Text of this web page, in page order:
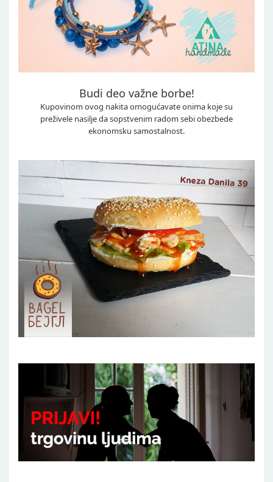
Budi deo važne borbe!
Kupovinom ovog nakita omogućavate onima koje su
preživele nasilje da sopstvenim radom sebi obezbede
ekonomsku samostalnost.